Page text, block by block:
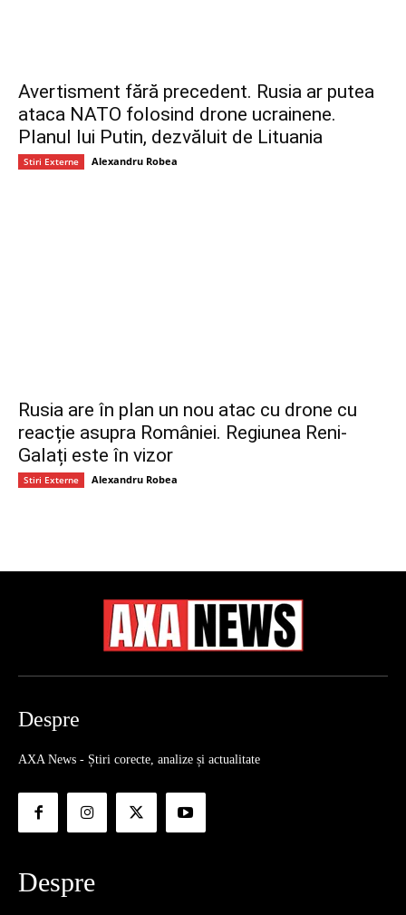
Avertisment fără precedent. Rusia ar putea
ataca NATO folosind drone ucrainene.
Planul lui Putin, dezvăluit de Lituania
Stiri Externe Alexandru Robea
Rusia are în plan un nou atac cu drone cu
reacție asupra României. Regiunea Reni-
Galați este în vizor
Stiri Externe Alexandru Robea
Despre
AXA News - Știri corecte, analize și actualitate
Despre